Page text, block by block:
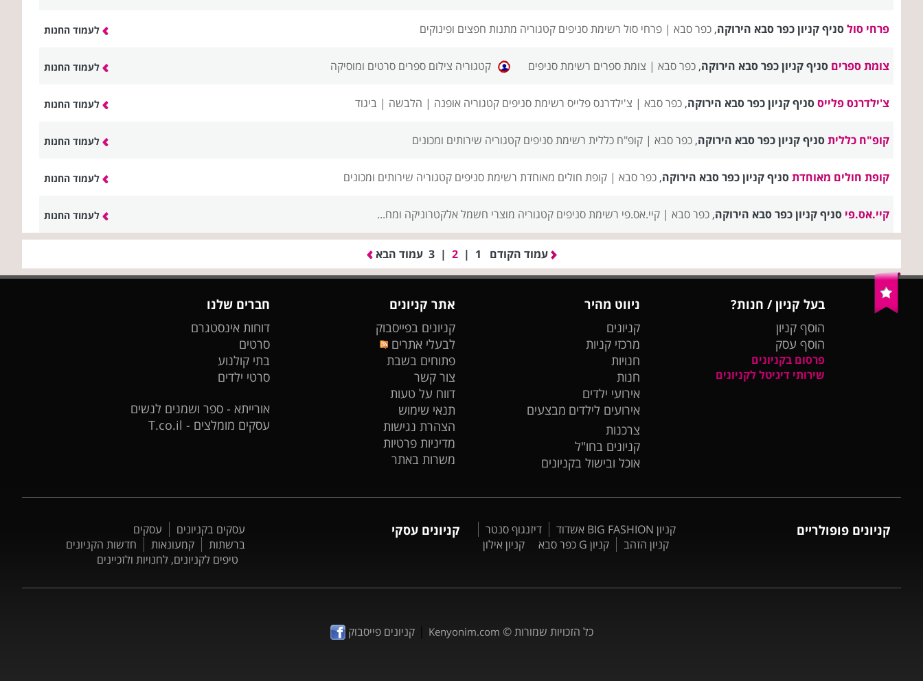
פרחי סולסניף קניון כפר סבא הירוקה,כפר סבא |פרחי סול רשימת סניפים קטגוריה מתנות חפצים ופינוקים לעמוד החנות
צומת ספרים סניף קניון כפר סבא הירוקה,כפר סבא | צומת ספרים רשימת סניפים קטגוריה צילום ספרים סרטים ומוסיקה לעמוד החנות
צ'ילדרנס פלייססניף קניון כפר סבא הירוקה,כפר סבא | צ'ילדרנס פלייס רשימת סניפים קטגוריה אופנה | הלבשה | ביגוד לעמוד החנות
קופ"ח כלליתסניף קניון כפר סבא הירוקה,כפר סבא |קופ"ח כללית רשימת סניפים קטגוריה שירותים ומכונים לעמוד החנות
קופת חולים מאוחדתסניף קניון כפר סבא הירוקה,כפר סבא |קופת חולים מאוחדת רשימת סניפים קטגוריה שירותים ומכונים לעמוד החנות
קיי.אס.פי סניף קניון כפר סבא הירוקה,כפר סבא |קיי.אס.פי רשימת סניפים קטגוריה מוצרי חשמל אלקטרוניקה ומח... לעמוד החנות
עמוד הקודם |
2
|
3 עמוד הבא
בעל קניון / חנות?
הוסף קניון
הוסף עסק
פרסום בקניונים
שירותי דיגיטל לקניונים
ניווט מהיר
קניונים
מרכזי קניות
חנויות
חנות
אירועי ילדים
אירועים לילדים מבצעים
צרכנות
קניונים בחו"ל
אוכל ובישול בקניונים
אתר קניונים
קניונים בפייסבוק
לבעלי אתרים
פתוחים בשבת
צור קשר
דווח על טעות
תנאי שימוש
הצהרת נגישות
מדיניות פרטיות
משרות באתר
חברים שלנו
דוחות אינסטגרם
סרטים
בתי קולנוע
סרטי ילדים
אורייתא - ספר ושמנים לנשים
עסקים מומלצים - T.co.il
קניונים פופולריים קניון BIG FASHION אשדוד
דיזנגוף סנטר
קניון הזהב
קניון G כפר סבא קניון אילון
קניונים עסקי עסקים בקניונים
עסקים
ברשתות
קמעונאות
חדשות הקניונים
טיפים לקניונים, לחנויות ולזכיינים
כל הזכויות שמורות © Kenyonim.com
|קניונים פייסבוק